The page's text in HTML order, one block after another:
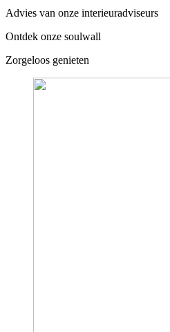
Advies van onze interieuradviseurs
Ontdek onze soulwall
Zorgeloos genieten